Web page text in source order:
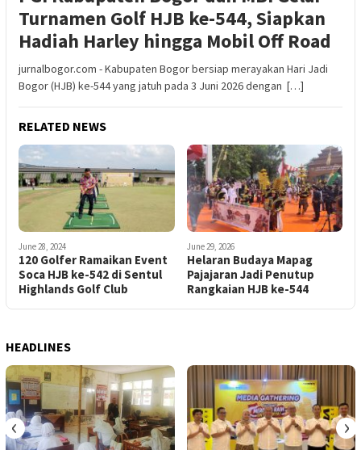
Turnamen Golf HJB ke-544, Siapkan
Hadiah Harley hingga Mobil Off Road
jurnalbogor.com - Kabupaten Bogor bersiap merayakan Hari Jadi
Bogor (HJB) ke-544 yang jatuh pada 3 Juni 2026 dengan […]
RELATED NEWS
June 28, 2024
120 Golfer Ramaikan Event
Soca HJB ke-542 di Sentul
Highlands Golf Club
June 29, 2026
Helaran Budaya Mapag
Pajajaran Jadi Penutup
Rangkaian HJB ke-544
HEADLINES
‹ ›